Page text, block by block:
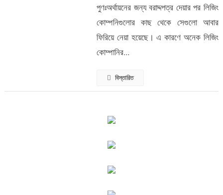
পুণঃঅর্থায়নের জন্য বরাদ্দপত্র দেয়ার পর লিজিং
কোম্পনিগুলোর কাছ থেকে সেগুলো আবার
ফিরিয়ে নেয়া হয়েছে। এ কারণে অনেক লিজিং
কোম্পানির...
বিস্তারিত